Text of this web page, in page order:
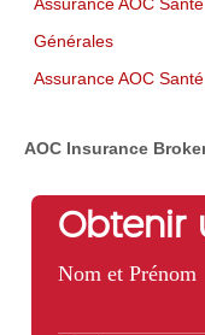
Générales
Assurance AOC
AOC Insurance
Obtenir
Nom et Prénom